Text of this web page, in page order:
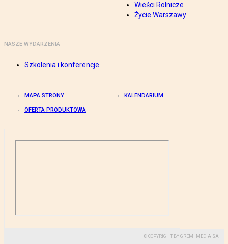
Wieści Rolnicze
Życie Warszawy
NASZE WYDARZENIA
Szkolenia i konferencje
MAPA STRONY KALENDARIUM
OFERTA PRODUKTOWA
© COPYRIGHT BY GREMI MEDIA SA